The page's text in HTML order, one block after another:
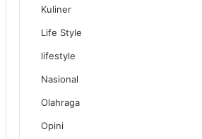
Kuliner
Life Style
lifestyle
Nasional
Olahraga
Opini